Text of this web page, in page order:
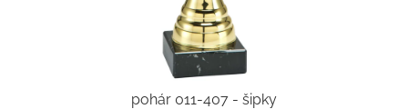
pohár 011-407 - šipky